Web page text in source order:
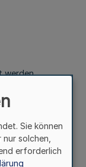
werden
zugelassener
sonstige
Sie können
solchen,
erforderlich